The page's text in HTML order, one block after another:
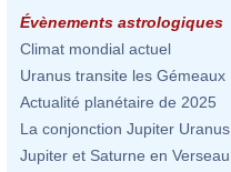
Évènements astrologiques
Climat mondial actuel
Uranus transite les Gémeaux
Actualité planétaire de 2025
La conjonction Jupiter Uranus
Jupiter et Saturne en Verseau